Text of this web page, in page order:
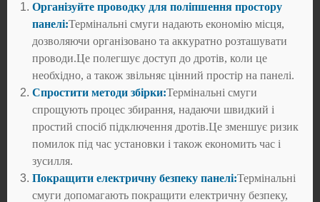
Організуйте проводку для поліпшення простору
панелі:Термінальні смуги надають економію місця,
дозволяючи організовано та аккуратно розташувати
проводи.Це полегшує доступ до дротів, коли це
необхідно, а також звільняє цінний простір на панелі.
Спростити методи збірки:Термінальні смуги
спрощують процес збирання, надаючи швидкий і
простий спосіб підключення дротів.Це зменшує ризик
помилок під час установки і також економить час і
зусилля.
Покращити електричну безпеку панелі:Термінальні
смуги допомагають покращити електричну безпеку,